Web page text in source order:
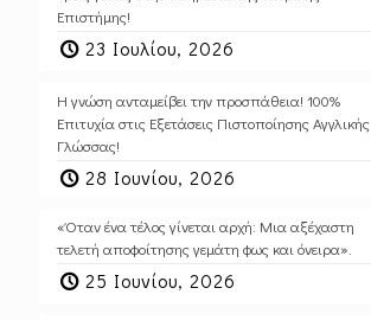
Επιστήμης!
23 Ιουλίου, 2026
Η γνώση ανταμείβει την προσπάθεια! 100%
Επιτυχία στις Εξετάσεις Πιστοποίησης Αγγλικής
Γλώσσας!
28 Ιουνίου, 2026
«Όταν ένα τέλος γίνεται αρχή: Μια αξέχαστη
τελετή αποφοίτησης γεμάτη φως και όνειρα».
25 Ιουνίου, 2026